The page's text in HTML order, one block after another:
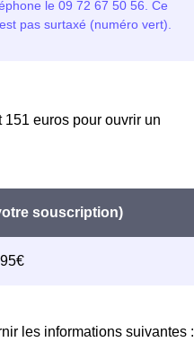
euros pour ouvrir un
les informations suivantes :